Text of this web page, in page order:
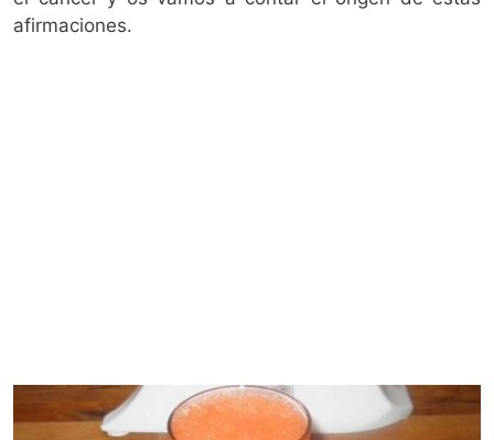
afirmaciones.